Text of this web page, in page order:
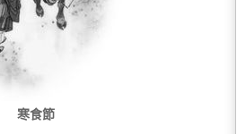
寒食節